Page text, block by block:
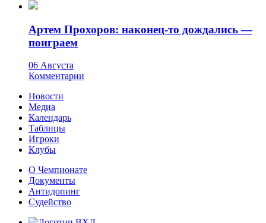
Артем Прохоров: наконец-то дождались —
поиграем
06 Августа
Комментарии
Новости
Медиа
Календарь
Таблицы
Игроки
Клубы
О Чемпионате
Документы
Антидопинг
Судейство